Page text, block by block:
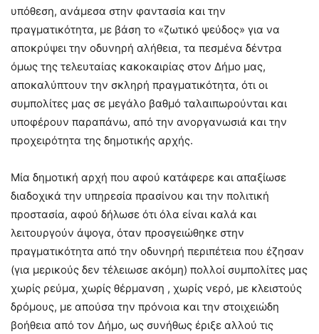
υπόθεση, ανάμεσα στην φαντασία και την
πραγματικότητα, με βάση το «ζωτικό ψεύδος» για να
αποκρύψει την οδυνηρή αλήθεια, τα πεσμένα δέντρα
όμως της τελευταίας κακοκαιρίας στον Δήμο μας,
αποκαλύπτουν την σκληρή πραγματικότητα, ότι οι
συμπολίτες μας σε μεγάλο βαθμό ταλαιπωρούνται και
υποφέρουν παραπάνω, από την ανοργανωσιά και την
προχειρότητα της δημοτικής αρχής.
Μία δημοτική αρχή που αφού κατάφερε και απαξίωσε
διαδοχικά την υπηρεσία πρασίνου και την πολιτική
προστασία, αφού δήλωσε ότι όλα είναι καλά και
λειτουργούν άψογα, όταν προσγειώθηκε στην
πραγματικότητα από την οδυνηρή περιπέτεια που έζησαν
(για μερικούς δεν τέλειωσε ακόμη) πολλοί συμπολίτες μας
χωρίς ρεύμα, χωρίς θέρμανση , χωρίς νερό, με κλειστούς
δρόμους, με απούσα την πρόνοια και την στοιχειώδη
βοήθεια από τον Δήμο, ως συνήθως έριξε αλλού τις